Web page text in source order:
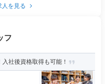
人を見る
フ
社後資格取得も可能！